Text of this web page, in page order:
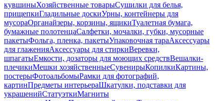
кувшиныХозяйственные товарыСушилки для белья,
прищепкиГладильные доскиУрны, контейнеры для
мусораОрганайзеры, корзины, ящикиТуалетная бумага,
бумажные полотенцаСалфетки, мочалки, губки, мусорные
пакетыФольга, пленка, пакетыУпаковочная тараАксессуары
для глаженияАксессуары для стиркиВеревки,
шпагатыЕмкости, дозаторы для моющих средствВешалки-
плечикиМешки хозяйственныеСувенирыКопилкиКартины,
постерыФотоальбомыРамки для фотографий,
картинПредметы интерьераШкатулки, подставки для
украшенийСтатуэткиМагниты